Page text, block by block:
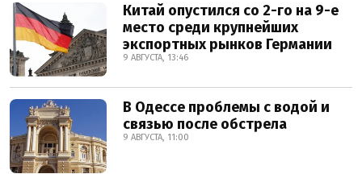
Китай опустился со 2-го на 9-е
место среди крупнейших
экспортных рынков Германии
9 АВГУСТА, 13:46
В Одессе проблемы с водой и
связью после обстрела
9 АВГУСТА, 11:00